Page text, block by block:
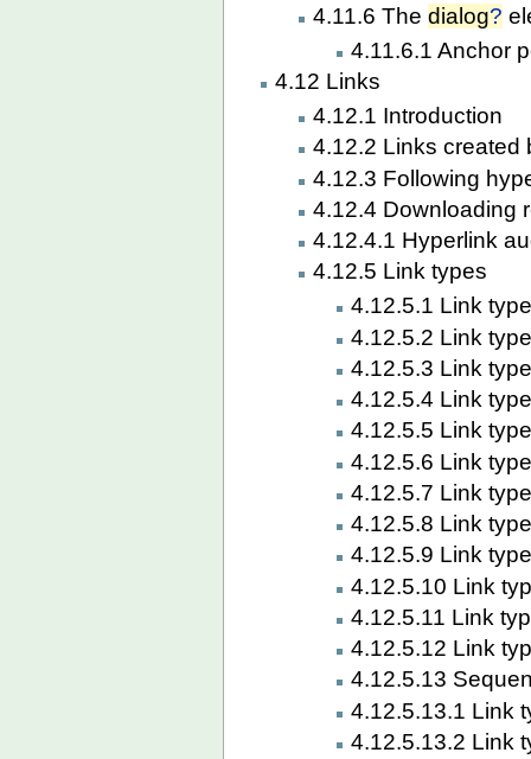
4.11.6 Thedialog?
4.11.6.1 Anchor
4.12 Links
4.12.1 Introduction
4.12.2 Links created
4.12.3 Following
4.12.4 Downloading
4.12.4.1 Hyperlink
4.12.5 Link types
4.12.5.1 Link
4.12.5.2 Link
4.12.5.3 Link
4.12.5.4 Link
4.12.5.5 Link
4.12.5.6 Link
4.12.5.7 Link
4.12.5.8 Link
4.12.5.9 Link
4.12.5.10 Link
4.12.5.11 Link
4.12.5.12 Link
4.12.5.13
4.12.5.13.1 Link
4.12.5.13.2 Link